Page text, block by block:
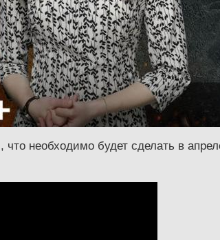
необходимо будет сделать в